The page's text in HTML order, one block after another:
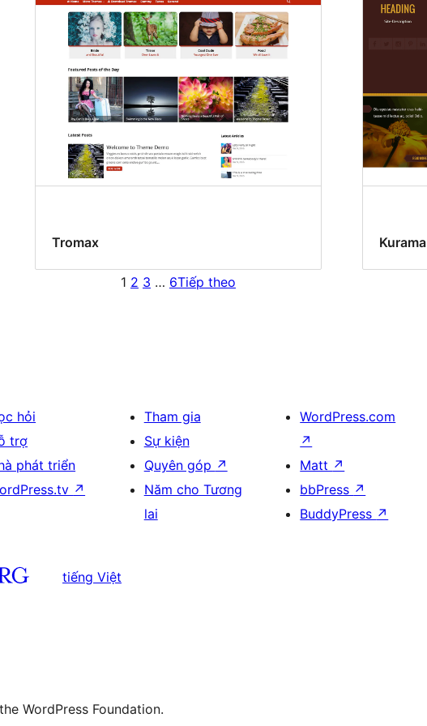
Tromax Kurama
1 2 3 … 6Tiếp theo
hỏi
trợ
phát triển
↗
Tham gia
Sự kiện
Quyên góp ↗
Năm cho Tương
lai
WordPress.com
↗
Matt ↗
bbPress ↗
BuddyPress ↗
tiếng Việt
WordPress Foundation.